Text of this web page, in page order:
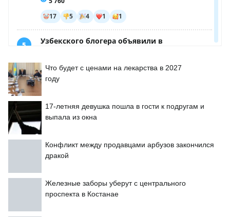
Что будет с ценами на лекарства в 2027
году
17-летняя девушка пошла в гости к подругам и
выпала из окна
Конфликт между продавцами арбузов закончился
дракой
Железные заборы уберут с центрального
проспекта в Костанае